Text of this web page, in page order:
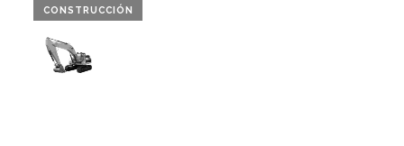
CONSTRUCCIÓN